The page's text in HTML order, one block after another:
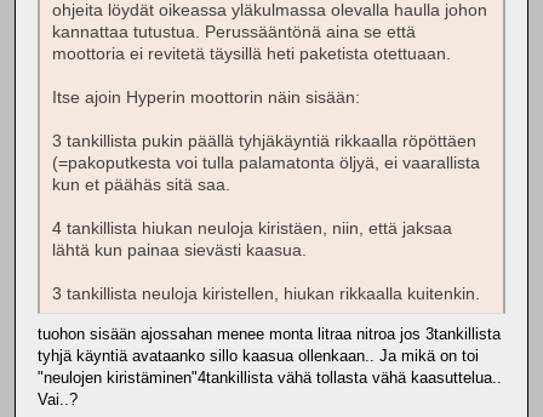
ohjeita löydät oikeassa yläkulmassa olevalla haulla johon
kannattaa tutustua. Perussääntönä aina se että
moottoria ei revitetä täysillä heti paketista otettuaan.
Itse ajoin Hyperin moottorin näin sisään:
3 tankillista pukin päällä tyhjäkäyntiä rikkaalla röpöttäen
(=pakoputkesta voi tulla palamatonta öljyä, ei vaarallista
kun et päähäs sitä saa.
4 tankillista hiukan neuloja kiristäen, niin, että jaksaa
lähtä kun painaa sievästi kaasua.
3 tankillista neuloja kiristellen, hiukan rikkaalla kuitenkin.
tuohon sisään ajossahan menee monta litraa nitroa jos 3tankillista
tyhjä käyntiä avataanko sillo kaasua ollenkaan.. Ja mikä on toi
"neulojen kiristäminen"4tankillista vähä tollasta vähä kaasuttelua..
Vai..?